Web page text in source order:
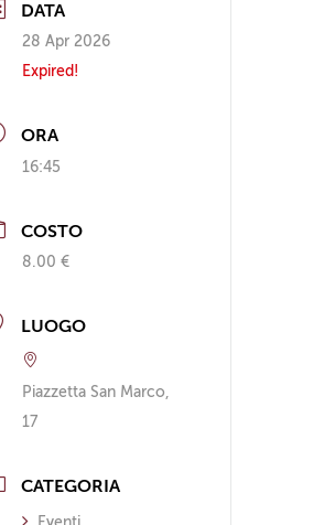
DATA
28 Apr 2026
Expired!
ORA
16:45
COSTO
8.00 €
LUOGO
Piazzetta San Marco,
17
CATEGORIA